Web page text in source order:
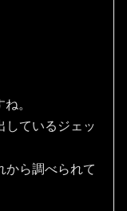
。
しているジェッ
から調べられて